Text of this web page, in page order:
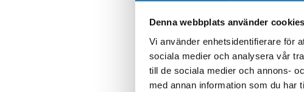
Denna webbplats använder cookies
Vi använder enhetsidentifierare för
sociala medier och analysera vår
till de sociala medier och annons-
med annan information som du har